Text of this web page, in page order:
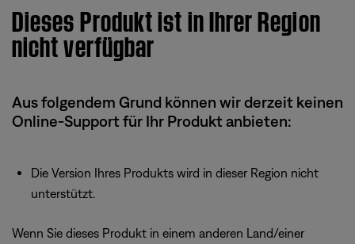
Dieses Produkt ist in Ihrer Region
nicht verfügbar
Aus folgendem Grund können wir derzeit keinen
Online-Support für Ihr Produkt anbieten:
Die Version Ihres Produkts wird in dieser Region nicht
unterstützt.
Wenn Sie dieses Produkt in einem anderen Land/einer